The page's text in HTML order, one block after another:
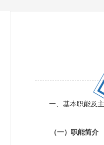
一、基本职能及
（一）职能简介